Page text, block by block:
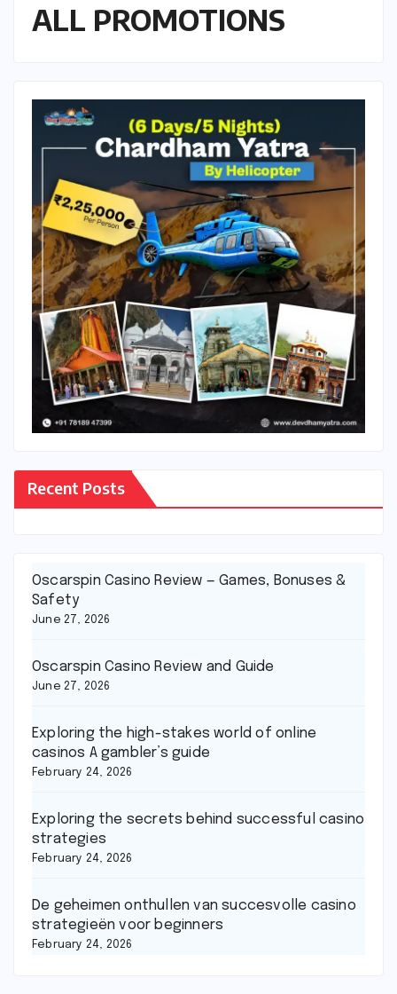
ALL PROMOTIONS
Recent Posts
Oscarspin Casino Review — Games, Bonuses &
Safety
June 27, 2026
Oscarspin Casino Review and Guide
June 27, 2026
Exploring the high-stakes world of online
casinos A gambler’s guide
February 24, 2026
Exploring the secrets behind successful casino
strategies
February 24, 2026
De geheimen onthullen van succesvolle casino
strategieën voor beginners
February 24, 2026